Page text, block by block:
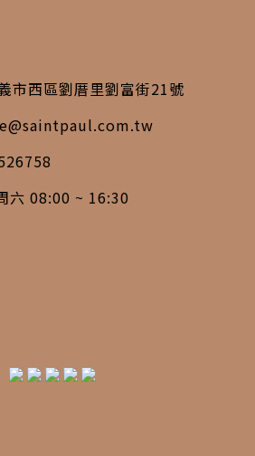
市西區劉厝里劉富街21號
六 08:00 ~ 16:30